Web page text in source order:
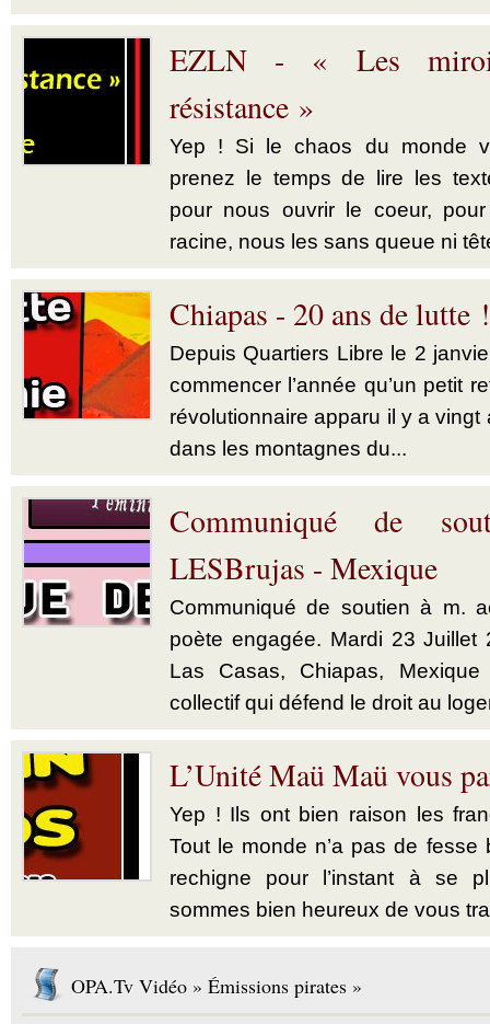
EZLN - « Les
résistance »
Yep ! Si le chaos du monde
prenez le temps de lire les
pour nous ouvrir le coeur,
racine, nous les sans queue ni
Chiapas - 20 ans de lutte !
Depuis Quartiers Libre le 2
commencer l’année qu’un petit
révolutionnaire apparu il y a
dans les montagnes du...
Communiqué de
LESBrujas - Mexique
Communiqué de soutien à m.
poète engagée. Mardi 23 Juillet
Las Casas, Chiapas,
collectif qui défend le droit au
L’Unité Maü Maü vous
Yep ! Ils ont bien raison les
Tout le monde n’a pas de fesse
rechigne pour l’instant à se
sommes bien heureux de vous
OPA.Tv Vidéo » Émissions pirates »